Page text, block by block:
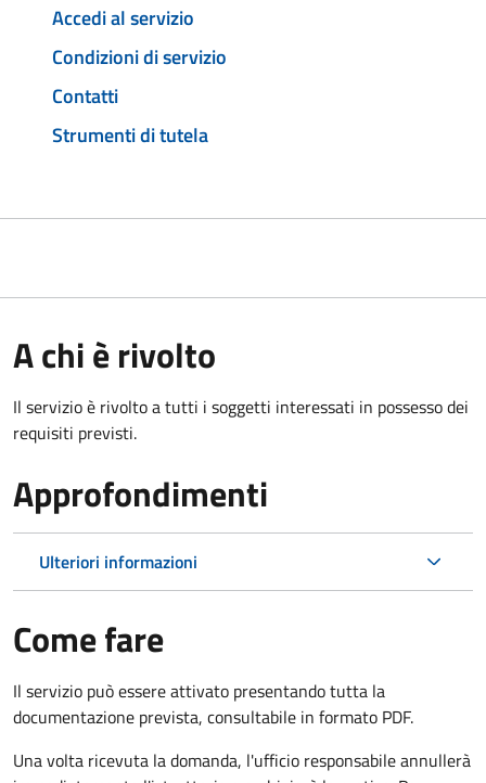
Accedi al servizio
Condizioni di servizio
Contatti
Strumenti di tutela
A chi è rivolto
Il servizio è rivolto a tutti i soggetti interessati in possesso dei
requisiti previsti.
Approfondimenti
Ulteriori informazioni
Come fare
Il servizio può essere attivato presentando tutta la
documentazione prevista, consultabile in formato PDF.
Una volta ricevuta la domanda, l'ufficio responsabile annullerà